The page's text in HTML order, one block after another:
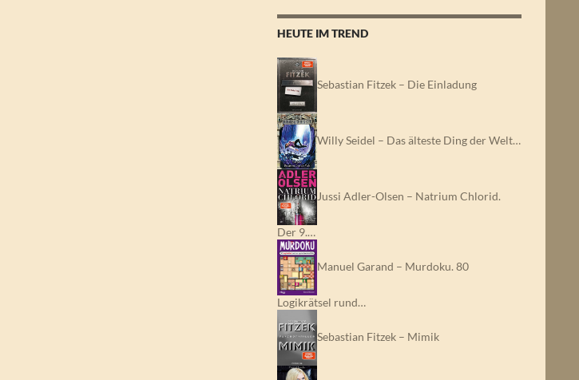
HEUTE IM TREND
Sebastian Fitzek – Die Einladung
Willy Seidel – Das älteste Ding der Welt…
Jussi Adler-Olsen – Natrium Chlorid.
Der 9.…
Manuel Garand – Murdoku. 80
Logikrätsel rund…
Sebastian Fitzek – Mimik